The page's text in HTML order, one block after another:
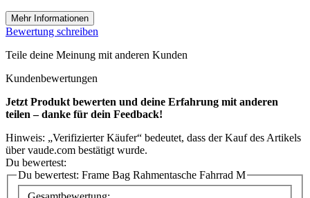
Mehr Informationen
Bewertung schreiben
Teile deine Meinung mit anderen Kunden
Kundenbewertungen
Jetzt Produkt bewerten und deine Erfahrung mit anderen
teilen – danke für dein Feedback!
Hinweis: „Verifizierter Käufer“ bedeutet, dass der Kauf des Artikels
über vaude.com bestätigt wurde.
Du bewertest:
Du bewertest: Frame Bag Rahmentasche Fahrrad M